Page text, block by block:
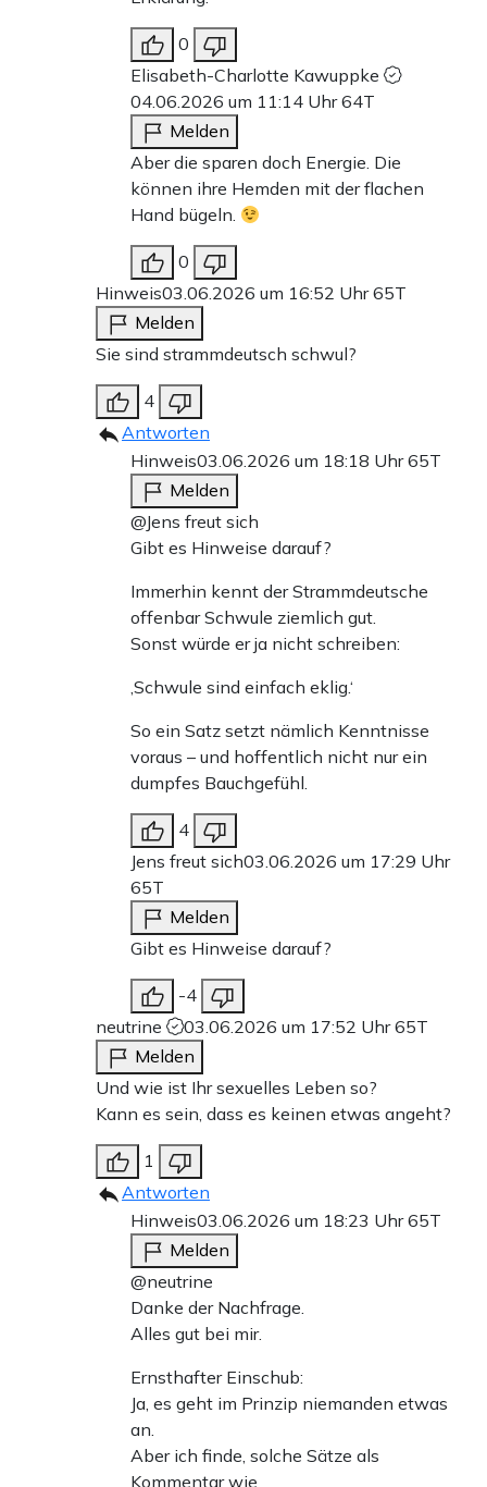
0
Elisabeth-Charlotte Kawuppke
04.06.2026 um 11:14 Uhr64T
Melden
Aber die sparen doch Energie. Die
können ihre Hemden mit der flachen
Hand bügeln.
0
Hinweis03.06.2026 um 16:52 Uhr65T
Melden
Sie sind strammdeutsch schwul?
4
Antworten
Hinweis03.06.2026 um 18:18 Uhr65T
Melden
@Jens freut sich
Gibt es Hinweise darauf?
Immerhin kennt der Strammdeutsche
offenbar Schwule ziemlich gut.
Sonst würde er ja nicht schreiben:
‚Schwule sind einfach eklig.‘
So ein Satz setzt nämlich Kenntnisse
voraus – und hoffentlich nicht nur ein
dumpfes Bauchgefühl.
4
Jens freut sich03.06.2026 um 17:29 Uhr
65T
Melden
Gibt es Hinweise darauf?
-4
neutrine
03.06.2026 um 17:52 Uhr65T
Melden
Und wie ist Ihr sexuelles Leben so?
Kann es sein, dass es keinen etwas angeht?
1
Antworten
Hinweis03.06.2026 um 18:23 Uhr65T
Melden
@neutrine
Danke der Nachfrage.
Alles gut bei mir.
Ernsthafter Einschub:
Ja, es geht im Prinzip niemanden etwas
an.
Aber ich finde, solche Sätze als
Kommentar wie